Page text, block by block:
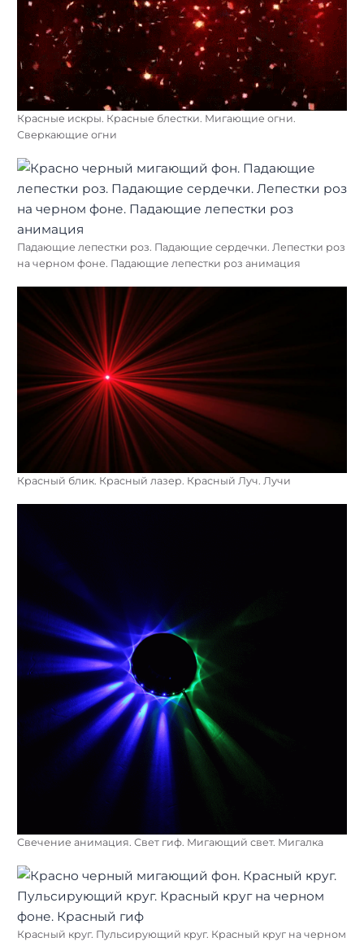
Красные искры. Красные блестки. Мигающие огни.
Сверкающие огни
Падающие лепестки роз. Падающие сердечки. Лепестки роз
на черном фоне. Падающие лепестки роз анимация
Красный блик. Красный лазер. Красный Луч. Лучи
Свечение анимация. Свет гиф. Мигающий свет. Мигалка
Красный круг. Пульсирующий круг. Красный круг на черном